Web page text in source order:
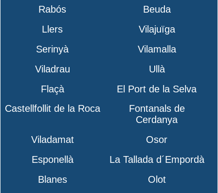
Rabós
Beuda
Llers
Vilajuïga
Serinyà
Vilamalla
Viladrau
Ullà
Flaçà
El Port de la Selva
Castellfollit de la Roca
Fontanals de
Cerdanya
Viladamat
Osor
Esponellà
La Tallada d´Empordà
Blanes
Olot